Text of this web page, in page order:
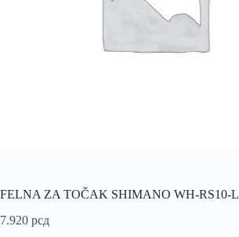
FELNA ZA TOČAK SHIMANO WH-RS10-L
7.920 рсд